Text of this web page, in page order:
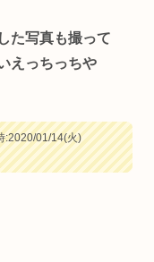
た写真も撮って
えっちっちや
:2020/01/14(火)